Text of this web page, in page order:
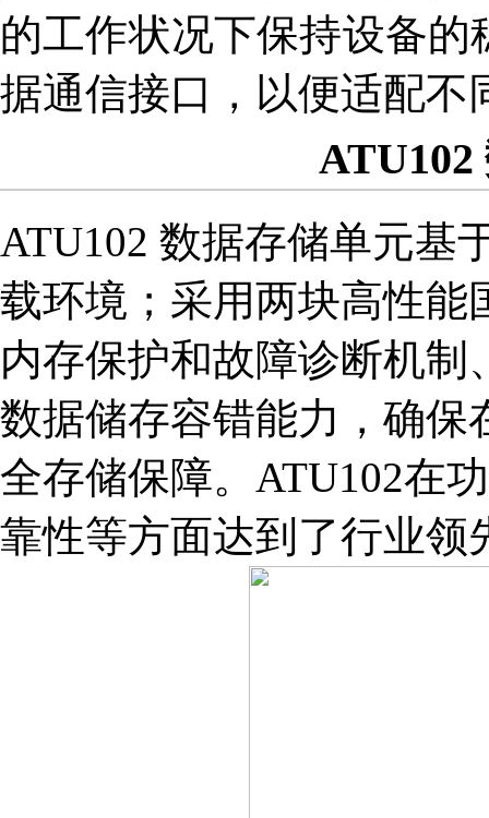
的工作状况下保持设备
据通信接口，以便适配不
ATU102 数据存储单元基
载环境；采用两块高性能
内存保护和故障诊断机制
数据储存容错能力，确保
全存储保障。ATU102在
靠性等方面达到了行业领